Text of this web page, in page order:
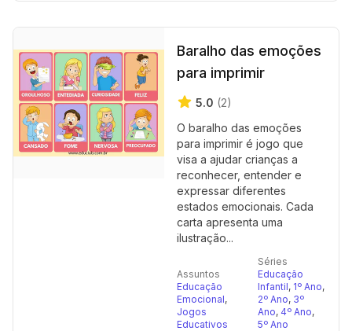
Baralho das emoções
para imprimir
5.0 (2)
O baralho das emoções
para imprimir é jogo que
visa a ajudar crianças a
reconhecer, entender e
expressar diferentes
estados emocionais. Cada
carta apresenta uma
ilustração...
Assuntos
Educação
Emocional,
Jogos
Educativos
Séries
Educação
Infantil, 1º Ano,
2º Ano, 3º
Ano, 4º Ano,
5º Ano